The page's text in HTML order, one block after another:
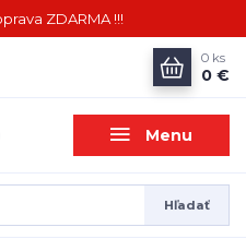
ZDARMA !!!
Menu
Hľadať
0 ks
0 €